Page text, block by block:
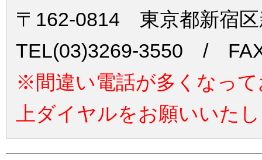
〒162-0814 東京都新宿
TEL(03)3269-3550 /
※間違い電話が多くなっ
上ダイヤルをお願いいた